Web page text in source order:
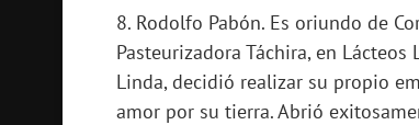
8. Rodolfo Pabón. Es oriundo de
Pasteurizadora Táchira, en Lácteos
Linda, decidió realizar su propio
amor por su tierra. Abrió